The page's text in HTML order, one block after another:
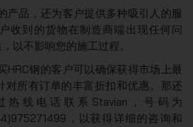
产品，还为客户提供多种吸引人的服
收到的货物在制造商端出现任何问
以不影响您的施工过程。
HRC钢的客户可以确保获得市场上最
对所有订单的丰富折扣和优惠。那还
线电话联系Stavian，号码为
，以获得详细的咨询和